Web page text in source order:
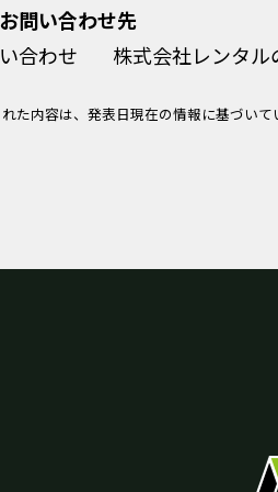
問い合わせ先
合わせ
株式会社レンタ
た内容は、発表日現在の情報に基づいて